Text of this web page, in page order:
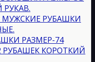
РУБАШКИ
РАЗМЕР-74
РУБАШЕК КОРОТКИЙ